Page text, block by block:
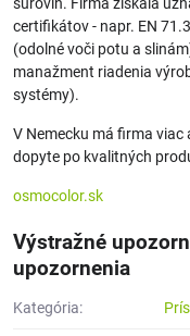
certifikátov - napr. EN
(odolné voči potu a
manažment riadenia
systémy).
V Nemecku má firma
dopyte po kvalitných
osmocolor.sk
Výstražné
upozornenia
Kategória: